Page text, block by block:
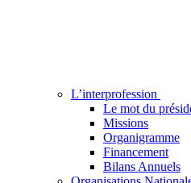
L’interprofession
Le mot du
Missions
Organigramme
Financement
Bilans Annuels